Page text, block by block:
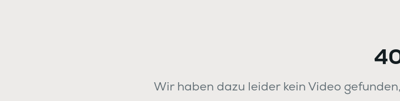
Wir haben dazu leider kein Video